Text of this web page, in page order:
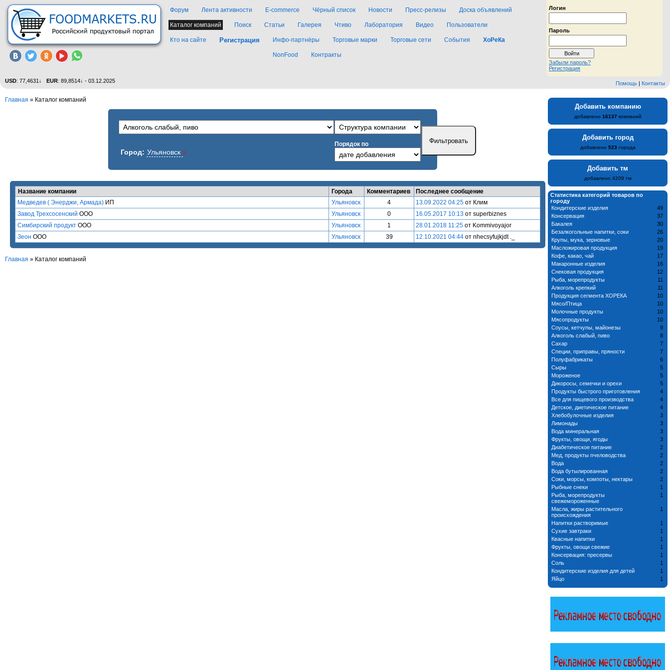
Логин
Пароль
Забыли пароль?
Регистрация
Форум Лента активности E-commerce Чёрный список Новости Пресс-релизы Доска объявлений
Каталог компаний Поиск Статьи Галерея Чтиво Лаборатория Видео Пользователи
Кто на сайте Регистрация Инфо-партнёры Торговые марки Торговые сети События ХоРеКа
NonFood Контракты
Помощь | Контакты
USD: 77,4631↓ EUR: 89,8514↓ - 03.12.2025
Главная » Каталог компаний
Город: Ульяновск x
Порядок по
Название компании Города Комментариев
Последнее сообщение
Медведев ( Энерджи, Армада) ИП Ульяновск 4 13.09.2022 04:25 от Клим
Завод Трехсосенский ООО Ульяновск 0 16.05.2017 10:13 от superbiznes
Симбирский продукт ООО Ульяновск 1 28.01.2018 11:25 от Kommivoyajor
Зеон ООО Ульяновск 39 12.10.2021 04:44 от nhecsyfujkjdt ._
Главная » Каталог компаний
Добавить компанию
добавлено 16137 компаний
Добавить город
добавлено 523 города
Добавить тм
добавлено 4209 тм
Статистика категорий товаров по
городу
Кондитерские изделия
49
Консервация
37
Бакалея
30
Безалкогольные напитки, соки
26
Крупы, мука, зерновые
20
Масложировая продукция
19
Кофе, какао, чай
17
Макаронные изделия
16
Снековая продукция
12
Рыба, морепродукты
11
Алкоголь крепкий
11
Продукция сегмента ХОРЕКА
10
Мясо/Птица
10
Молочные продукты
10
Мясопродукты
10
Соусы, кетчупы, майонезы
9
Алкоголь слабый, пиво
8
Сахар
7
Специи, приправы, пряности
7
Полуфабрикаты
6
Сыры
5
Мороженое
5
Дикоросы, семечки и орехи
5
Продукты быстрого приготовления
4
Все для пищевого производства
4
Детское, диетическое питание
4
Хлебобулочные изделия
3
Лимонады
3
Вода минеральная
3
Фрукты, овощи, ягоды
3
Диабетическое питание
2
Мед, продукты пчеловодства
2
Вода
2
Вода бутылированная
2
Соки, морсы, компоты, нектары
2
Рыбные снеки
1
Рыба, морепродукты
свежемороженные
1
Масла, жиры растительного
происхождения
1
Напитки растворимые
1
Сухие завтраки
1
Квасные напитки
1
Фрукты, овощи свежие
1
Консервация: пресервы
1
Соль
1
Кондитерские изделия для детей
1
Яйцо
1